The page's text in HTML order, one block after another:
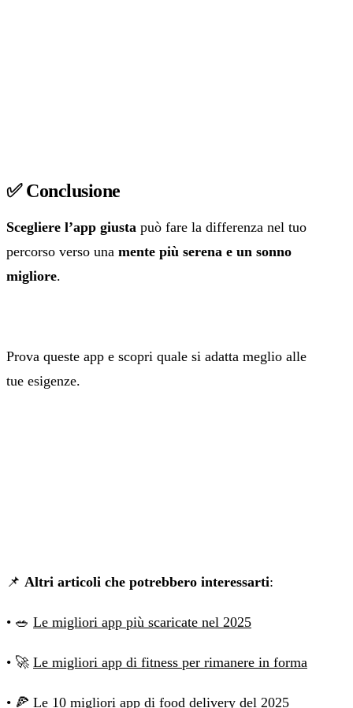
✅ Conclusione
Scegliere l’app giusta può fare la differenza nel tuo
percorso verso una mente più serena e un sonno
migliore.
Prova queste app e scopri quale si adatta meglio alle
tue esigenze.
📌 Altri articoli che potrebbero interessarti:
• 🥗 Le migliori app più scaricate nel 2025
• 🚀 Le migliori app di fitness per rimanere in forma
• 🍕 Le 10 migliori app di food delivery del 2025